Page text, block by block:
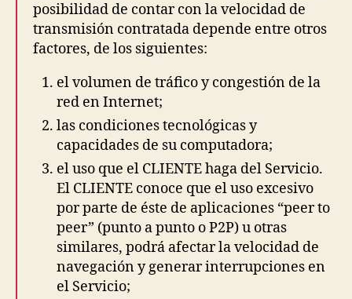
posibilidad de contar con la velocidad de
transmisión contratada depende entre otros
factores, de los siguientes:
el volumen de tráfico y congestión de la
red en Internet;
las condiciones tecnológicas y
capacidades de su computadora;
el uso que el CLIENTE haga del Servicio.
El CLIENTE conoce que el uso excesivo
por parte de éste de aplicaciones “peer to
peer” (punto a punto o P2P) u otras
similares, podrá afectar la velocidad de
navegación y generar interrupciones en
el Servicio;